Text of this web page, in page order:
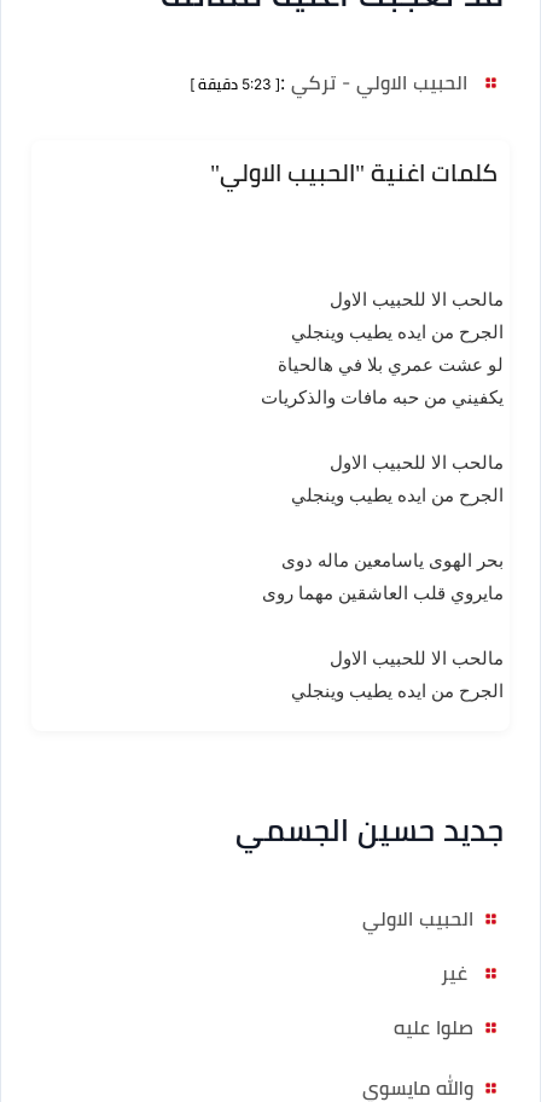
الحبيب الاولي - تركي :[ 5:23 دقيقة ]
كلمات اغنية "الحبيب الاولي"
مالحب الا للحبيب الاول
الجرح من ايده يطيب وينجلي
لو عشت عمري بلا في هالحياة
يكفيني من حبه مافات والذكريات
مالحب الا للحبيب الاول
الجرح من ايده يطيب وينجلي
بحر الهوى ياسامعين ماله دوى
مايروي قلب العاشقين مهما روى
مالحب الا للحبيب الاول
الجرح من ايده يطيب وينجلي
جديد حسين الجسمي
الحبيب الاولي
غير
صلوا عليه
والله مايسوي